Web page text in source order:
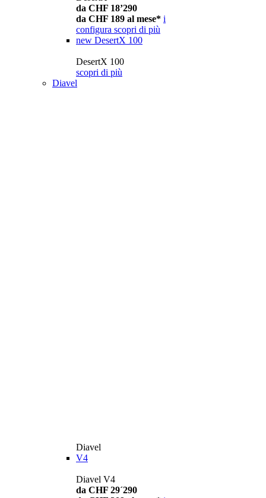
da CHF 18’290
da CHF 189 al mese* i
configura scopri di più
new DesertX 100
DesertX 100
scopri di più
Diavel
Diavel
V4
Diavel V4
da CHF 29´290